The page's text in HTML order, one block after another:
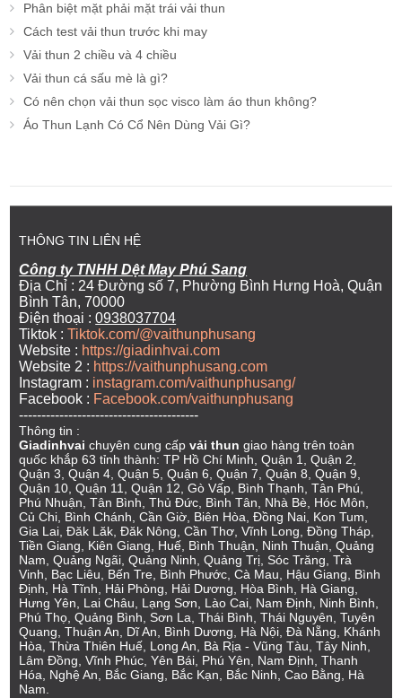
Phân biệt mặt phải mặt trái vải thun
Cách test vải thun trước khi may
Vải thun 2 chiều và 4 chiều
Vải thun cá sấu mè là gì?
Có nên chọn vải thun sọc visco làm áo thun không?
Áo Thun Lạnh Có Cổ Nên Dùng Vải Gì?
THÔNG TIN LIÊN HỆ
Công ty TNHH Dệt May Phú Sang
Địa Chỉ : 24 Đường số 7, Phường Bình Hưng Hoà, Quận
Bình Tân, 70000
Điện thoại :0938037704
Tiktok :Tiktok.com/@vaithunphusang
Website : https://giadinhvai.com
Website 2 : https://vaithunphusang.com
Instagram : instagram.com/vaithunphusang/
Facebook : Facebook.com/vaithunphusang
----------------------------------------
Thông tin :
Giadinhvai chuyên cung cấpvải thun giao hàng trên toàn
quốc khắp 63 tỉnh thành: TP Hồ Chí Minh, Quận 1, Quận 2,
Quận 3, Quận 4, Quận 5, Quận 6, Quận 7, Quận 8, Quận 9,
Quận 10, Quận 11, Quận 12, Gò Vấp, Bình Thạnh, Tân Phú,
Phú Nhuận, Tân Bình, Thủ Đức, Bình Tân, Nhà Bè, Hóc Môn,
Củ Chi, Bình Chánh, Cần Giờ, Biên Hòa, Đồng Nai, Kon Tum,
Gia Lai, Đăk Lăk, Đăk Nông, Cần Thơ, Vĩnh Long, Đồng Tháp,
Tiền Giang, Kiên Giang, Huế, Bình Thuận, Ninh Thuận, Quảng
Nam, Quảng Ngãi, Quảng Ninh, Quảng Trị, Sóc Trăng, Trà
Vinh, Bạc Liêu, Bến Tre, Bình Phước, Cà Mau, Hậu Giang, Bình
Định, Hà Tĩnh, Hải Phòng, Hải Dương, Hòa Bình, Hà Giang,
Hưng Yên, Lai Châu, Lạng Sơn, Lào Cai, Nam Định, Ninh Bình,
Phú Thọ, Quảng Bình, Sơn La, Thái Bình, Thái Nguyên, Tuyên
Quang, Thuận An, Dĩ An, Bình Dương, Hà Nội, Đà Nẵng, Khánh
Hòa, Thừa Thiên Huế, Long An, Bà Rịa - Vũng Tàu, Tây Ninh,
Lâm Đồng, Vĩnh Phúc, Yên Bái, Phú Yên, Nam Định, Thanh
Hóa, Nghệ An, Bắc Giang, Bắc Kạn, Bắc Ninh, Cao Bằng, Hà
Nam.